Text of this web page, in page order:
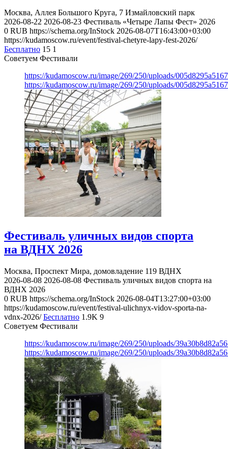
Москва, Аллея Большого Круга, 7 Измайловский парк
2026-08-22 2026-08-23 Фестиваль «Четыре Лапы Фест» 2026
0 RUB https://schema.org/InStock 2026-08-07T16:43:00+03:00
https://kudamoscow.ru/event/festival-chetyre-lapy-fest-2026/
Бесплатно 15 1
Советуем Фестивали
https://kudamoscow.ru/image/269/250/uploads/
https://kudamoscow.ru/image/269/250/uploads/
Фестиваль уличных видов спорта
на ВДНХ 2026
Москва, Проспект Мира, домовладение 119 ВДНХ
2026-08-08 2026-08-08 Фестиваль уличных видов спорта на
ВДНХ 2026
0 RUB https://schema.org/InStock 2026-08-04T13:27:00+03:00
https://kudamoscow.ru/event/festival-ulichnyx-vidov-sporta-na-
vdnx-2026/ Бесплатно 1.9K 9
Советуем Фестивали
https://kudamoscow.ru/image/269/250/uploads/
https://kudamoscow.ru/image/269/250/uploads/